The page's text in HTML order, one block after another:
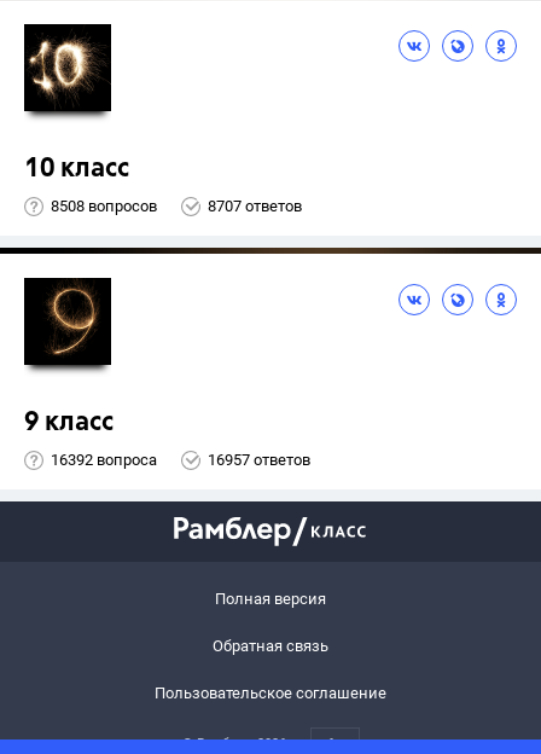
10 класс
8508 вопросов 8707 ответов
9 класс
16392 вопроса 16957 ответов
Полная версия
Обратная связь
Пользовательское соглашение
© Рамблер,2026 6+